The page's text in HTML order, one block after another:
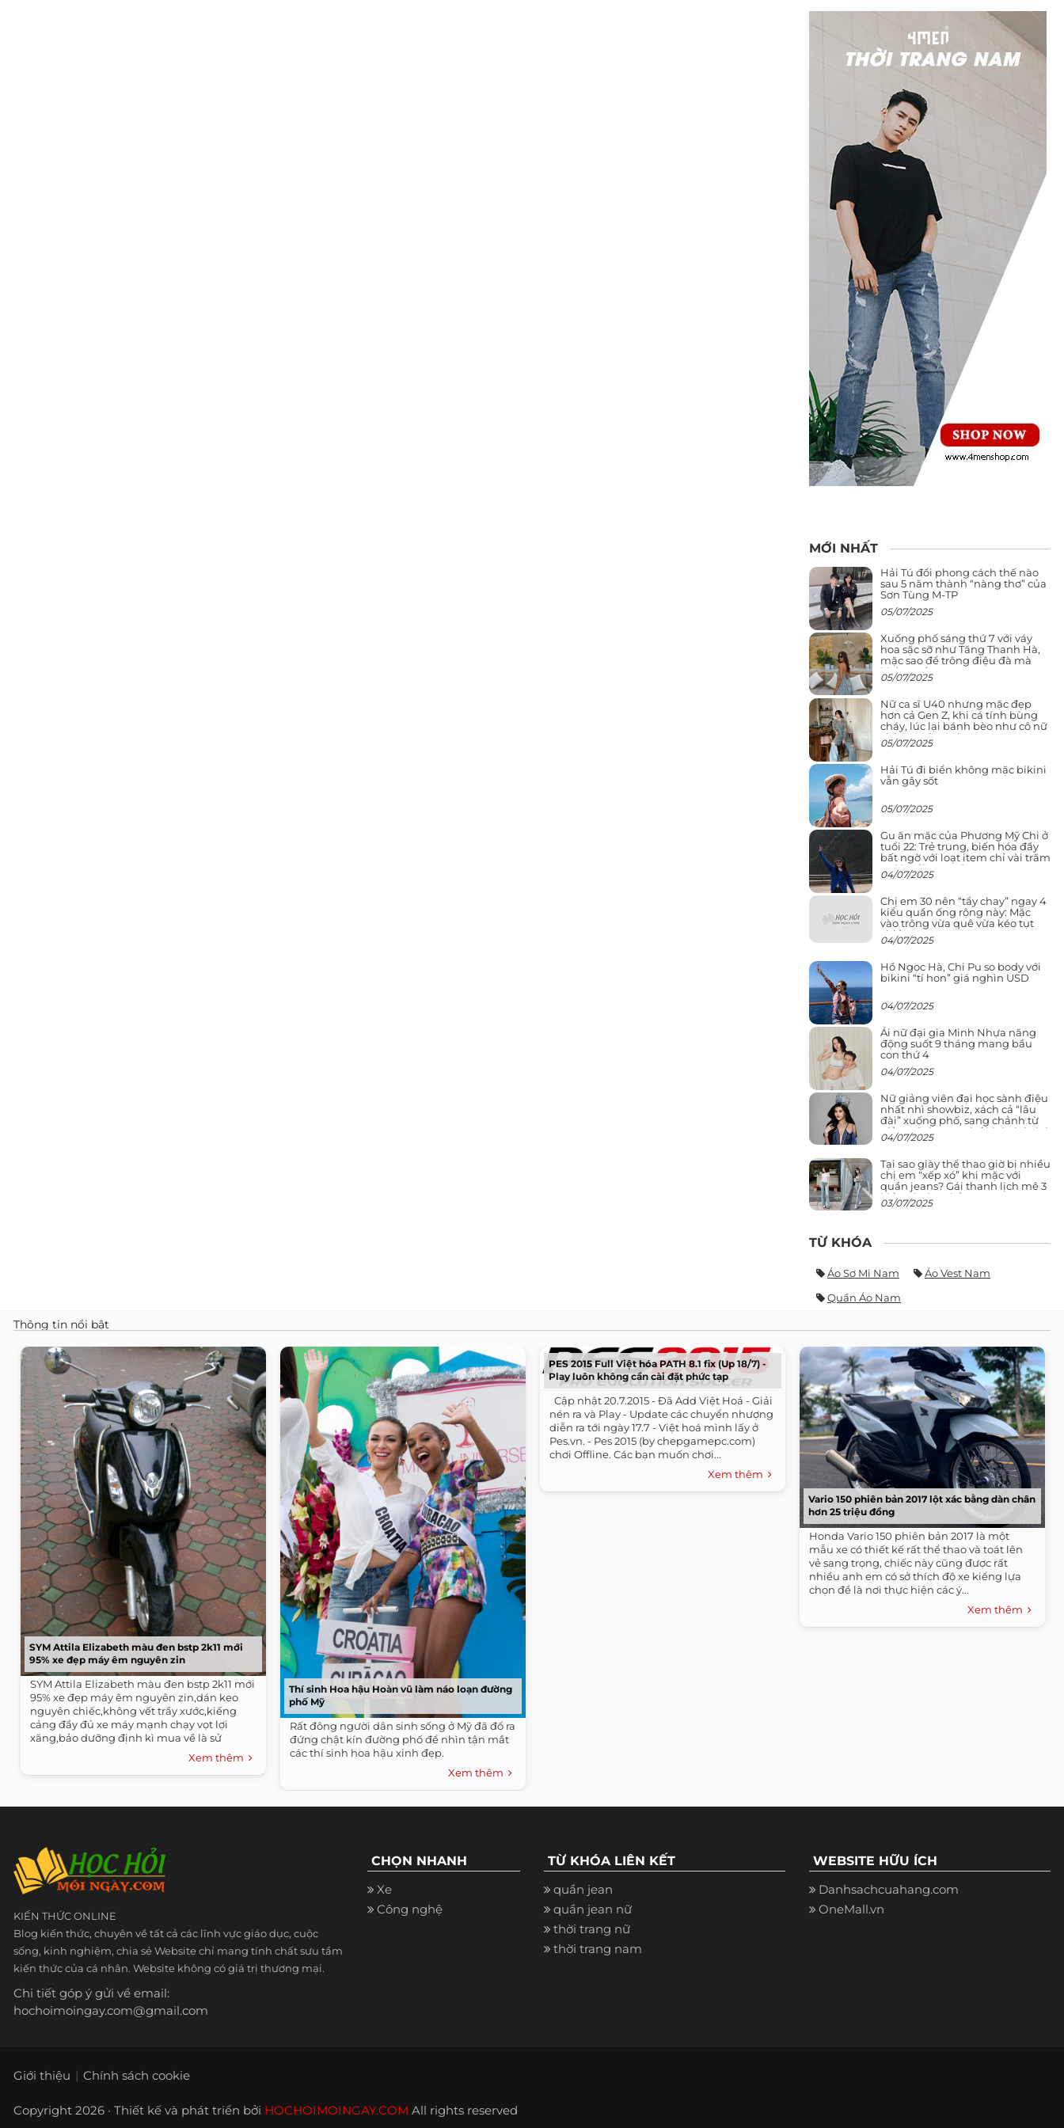
MỚI NHẤT
Hải Tú đổi phong cách thế nào
sau 5 năm thành “nàng thơ” của
Sơn Tùng M-TP
05/07/2025
Xuống phố sáng thứ 7 với váy
hoa sặc sỡ như Tăng Thanh Hà,
mặc sao để trông điệu đà mà
không sến
05/07/2025
Nữ ca sĩ U40 nhưng mặc đẹp
hơn cả Gen Z, khi cá tính bùng
cháy, lúc lại bánh bèo như cô nữ
chính ngôn tình
05/07/2025
Hải Tú đi biển không mặc bikini
vẫn gây sốt
05/07/2025
Gu ăn mặc của Phương Mỹ Chi ở
tuổi 22: Trẻ trung, biến hóa đầy
bất ngờ với loạt item chỉ vài trăm
nghìn đã mua được
04/07/2025
Chị em 30 nên “tẩy chay” ngay 4
kiểu quần ống rộng này: Mặc
vào trông vừa quê vừa kéo tụt
chiều cao
04/07/2025
Hồ Ngọc Hà, Chi Pu so body với
bikini “tí hon” giá nghìn USD
04/07/2025
Ái nữ đại gia Minh Nhựa năng
động suốt 9 tháng mang bầu
con thứ 4
04/07/2025
Nữ giảng viên đại học sành điệu
nhất nhì showbiz, xách cả “lâu
đài” xuống phố, sang chảnh từ
giảng đường ra phố khó ai đọ lại
04/07/2025
Tại sao giày thể thao giờ bị nhiều
chị em “xếp xó” khi mặc với
quần jeans? Gái thanh lịch mê 3
kiểu này hơn hẳn
03/07/2025
TỪ KHÓA
Áo Sơ Mi Nam
Áo Vest Nam
Quần Áo Nam
Thông tin nổi bật
SYM Attila Elizabeth màu đen bstp 2k11 mới
95% xe đẹp máy êm nguyên zin
SYM Attila Elizabeth màu đen bstp 2k11 mới
95% xe đẹp máy êm nguyên zin,dán keo
nguyên chiếc,không vết trầy xước,kiếng
cảng đầy đủ xe máy mạnh chạy vọt lợi
xăng,bảo dưỡng định kì mua về là sử
Xem thêm
Thí sinh Hoa hậu Hoàn vũ làm náo loạn đường
phố Mỹ
Rất đông người dân sinh sống ở Mỹ đã đổ ra
đứng chật kín đường phố để nhìn tận mắt
các thí sinh hoa hậu xinh đẹp.
Xem thêm
PES 2015 Full Việt hóa PATH 8.1 fix (Up 18/7) -
Play luôn không cần cài đặt phức tạp
​ ​ Cập nhật 20.7.2015 - Đã Add Việt Hoá - Giải
nén ra và Play - Update các chuyển nhượng
diễn ra tới ngày 17.7 - Việt hoá mình lấy ở
Pes.vn. - Pes 2015 (by chepgamepc.com)
chơi Offline. Các bạn muốn chơi...
Xem thêm
Vario 150 phiên bản 2017 lột xác bằng dàn chân
hơn 25 triệu đồng
Honda Vario 150 phiên bản 2017 là một
mẫu xe có thiết kế rất thể thao và toát lên
vẻ sang trọng, chiếc này cũng được rất
nhiều anh em có sở thích độ xe kiểng lựa
chọn để là nơi thực hiện các ý...
Xem thêm
KIẾN THỨC ONLINE
Blog kiến thức, chuyên về tất cả các lĩnh vực giáo dục, cuộc
sống, kinh nghiệm, chia sẻ Website chỉ mang tính chất sưu tầm
kiến thức của cá nhân. Website không có giá trị thương mại.
Chi tiết góp ý gửi về email:
hochoimoingay.com@gmail.com
CHỌN NHANH
Xe
Công nghệ
TỪ KHÓA LIÊN KẾT
quần jean
quần jean nữ
thời trang nữ
thời trang nam
WEBSITE HỮU ÍCH
Danhsachcuahang.com
OneMall.vn
Giới thiệu Chính sách cookie
Copyright 2026 · Thiết kế và phát triển bởi HOCHOIMOINGAY.COM All rights reserved